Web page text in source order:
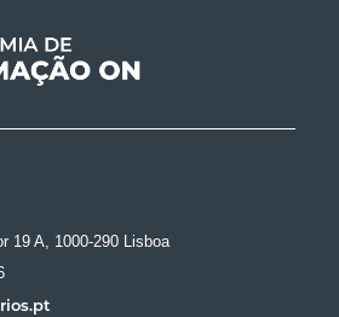
19 A, 1000-290 Lisboa